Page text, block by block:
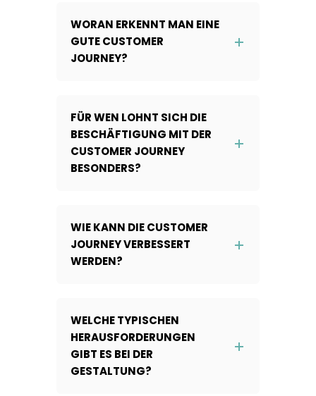
WORAN ERKENNT MAN EINE
GUTE CUSTOMER
JOURNEY?
FÜR WEN LOHNT SICH DIE
BESCHÄFTIGUNG MIT DER
CUSTOMER JOURNEY
BESONDERS?
WIE KANN DIE CUSTOMER
JOURNEY VERBESSERT
WERDEN?
WELCHE TYPISCHEN
HERAUSFORDERUNGEN
GIBT ES BEI DER
GESTALTUNG?